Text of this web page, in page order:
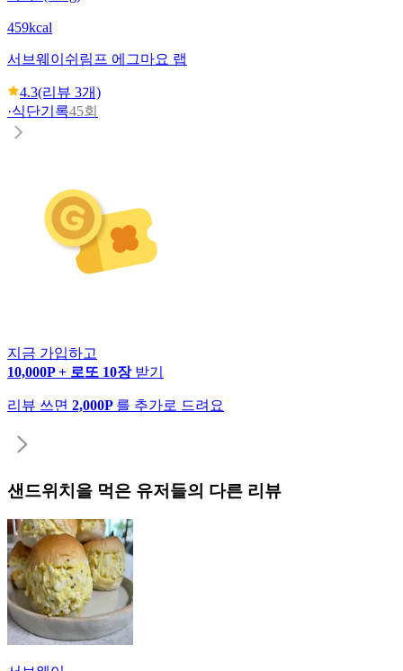
459kcal
서브웨이 쉬림프 에그마요 랩
4.3(리뷰 3개)
·식단기록45회
지금 가입하고
10,000P + 로또 10장 받기
리뷰 쓰면 2,000P 를 추가로 드려요
샌드위치 을 먹은 유저들의 다른 리뷰